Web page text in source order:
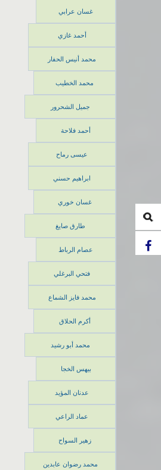
غسان عرابي
أحمد غازي
محمد أنيس الحفار
محمد الخطيب
جميل الشحرور
أحمد فلاحة
عيسى رماح
ابراهيم حسني
غسان خوري
طارق صايغ
عصام الرباط
فتحي البرغلي
محمد فايز الشماع
أكرم الحلاق
محمد أبو رشيد
بيهس الخجا
عدنان المؤيد
عماد الراعي
زهير السواح
محمد رضوان عابدين